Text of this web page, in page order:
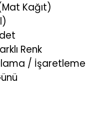
Kağıt)
Renk
/ İşaretleme